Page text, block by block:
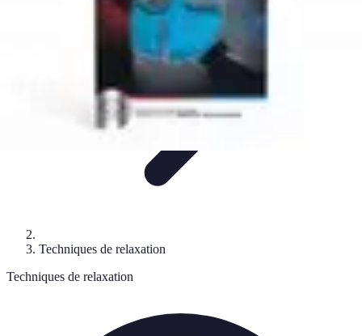
Techniques de relaxation
Techniques de relaxation